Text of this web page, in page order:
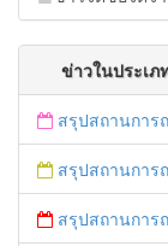
ข่าวในประเ
สรุปสถานการณ์ช่
สรุปสถานการณ์ช่
สรุปสถานการณ์ช่